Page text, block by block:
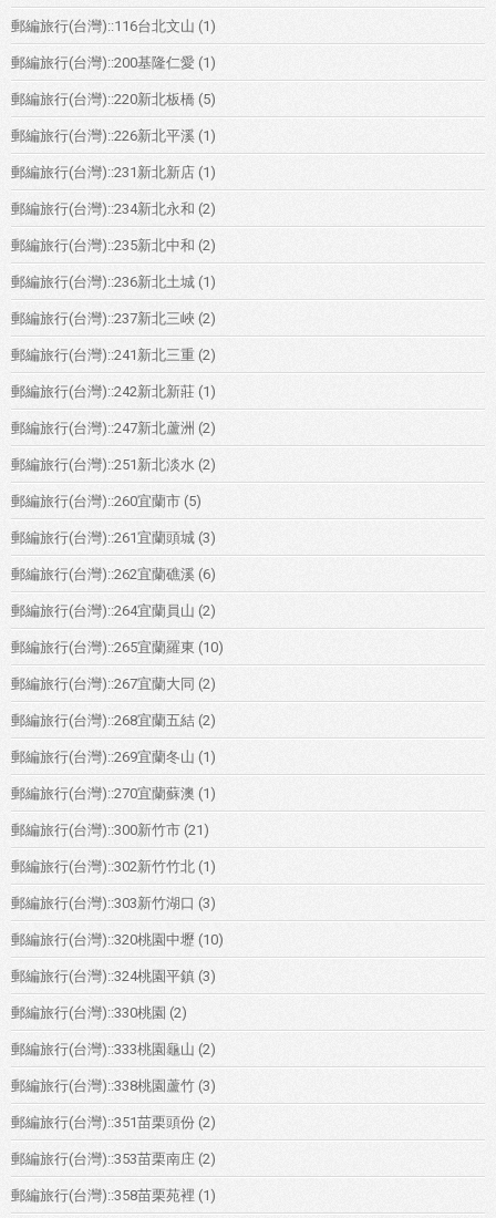
郵編旅行(台灣)::116台北文山 (1)
郵編旅行(台灣)::200基隆仁愛 (1)
郵編旅行(台灣)::220新北板橋 (5)
郵編旅行(台灣)::226新北平溪 (1)
郵編旅行(台灣)::231新北新店 (1)
郵編旅行(台灣)::234新北永和 (2)
郵編旅行(台灣)::235新北中和 (2)
郵編旅行(台灣)::236新北土城 (1)
郵編旅行(台灣)::237新北三峽 (2)
郵編旅行(台灣)::241新北三重 (2)
郵編旅行(台灣)::242新北新莊 (1)
郵編旅行(台灣)::247新北蘆洲 (2)
郵編旅行(台灣)::251新北淡水 (2)
郵編旅行(台灣)::260宜蘭市 (5)
郵編旅行(台灣)::261宜蘭頭城 (3)
郵編旅行(台灣)::262宜蘭礁溪 (6)
郵編旅行(台灣)::264宜蘭員山 (2)
郵編旅行(台灣)::265宜蘭羅東 (10)
郵編旅行(台灣)::267宜蘭大同 (2)
郵編旅行(台灣)::268宜蘭五結 (2)
郵編旅行(台灣)::269宜蘭冬山 (1)
郵編旅行(台灣)::270宜蘭蘇澳 (1)
郵編旅行(台灣)::300新竹市 (21)
郵編旅行(台灣)::302新竹竹北 (1)
郵編旅行(台灣)::303新竹湖口 (3)
郵編旅行(台灣)::320桃園中壢 (10)
郵編旅行(台灣)::324桃園平鎮 (3)
郵編旅行(台灣)::330桃園 (2)
郵編旅行(台灣)::333桃園龜山 (2)
郵編旅行(台灣)::338桃園蘆竹 (3)
郵編旅行(台灣)::351苗栗頭份 (2)
郵編旅行(台灣)::353苗栗南庄 (2)
郵編旅行(台灣)::358苗栗苑裡 (1)